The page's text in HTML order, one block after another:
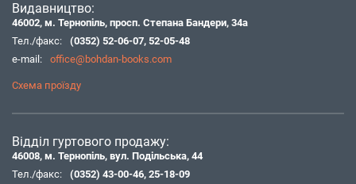
Видавництво:
46002, м. Тернопіль, просп. Степана Бандери, 34а
Тел./факс:
(0352) 52-06-07, 52-05-48
e-mail:
office@bohdan-books.com
Схема проїзду
Відділ гуртового продажу:
46008, м. Тернопіль, вул. Подільська, 44
Тел./факс:
(0352) 43-00-46, 25-18-09